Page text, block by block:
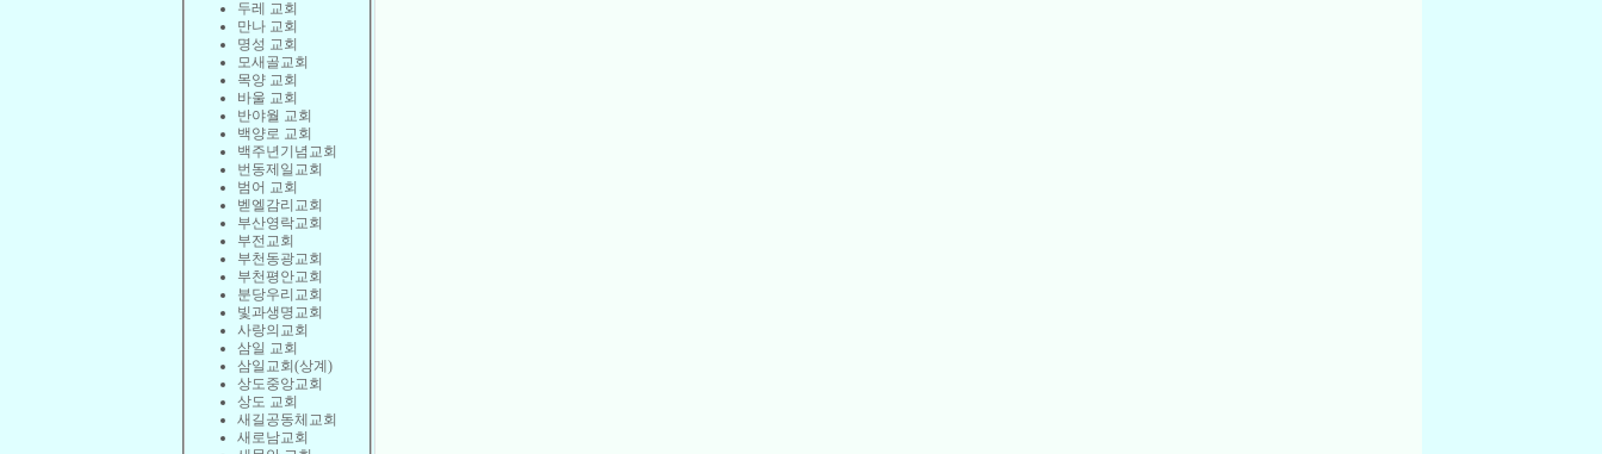
두레 교회
만나 교회
명성 교회
모새골교회
목양 교회
바울 교회
반야월 교회
백양로 교회
백주년기념교회
번동제일교회
범어 교회
벧엘감리교회
부산영락교회
부전교회
부천동광교회
부천평안교회
분당우리교회
빛과생명교회
사랑의교회
삼일 교회
삼일교회(상계)
상도중앙교회
상도 교회
새길공동체교회
새로남교회